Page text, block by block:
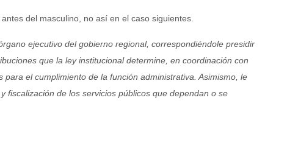
del masculino, no así en el caso siguientes.
ejecutivo del gobierno regional, correspondiéndole presidir
que la ley institucional determine, en coordinación con
el cumplimiento de la función administrativa. Asimismo, le
fiscalización de los servicios públicos que dependan o se